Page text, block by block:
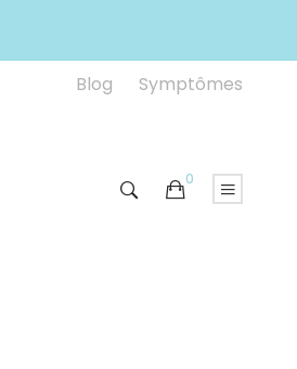
Blog Symptômes
0